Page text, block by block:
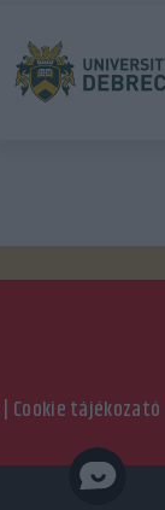
| Cookie tájékozató